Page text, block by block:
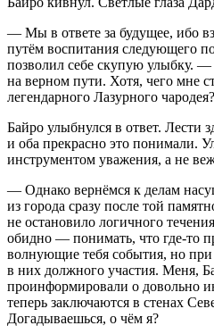
— Мы в ответе за будущее, ибо
путём воспитания следующего
позволил себе скупую улыбку.
на верном пути. Хотя, чего мне
легендарного Лазурного чародея?
Байро улыбнулся в ответ. Лести
и оба прекрасно это понимали.
инструментом уважения, а не
— Однако вернёмся к делам
из города сразу после той
не остановило логичного
обидно — понимать, что где-то
волнующие тебя события, но
в них должного участия. Меня,
проинформировали о довольно
теперь заключаются в стенах
Догадываешься, о чём я?